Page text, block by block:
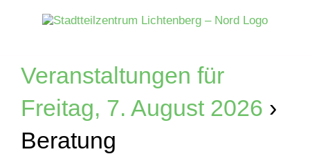
Veranstaltungen für
Freitag, 7. August 2026 ›
Beratung